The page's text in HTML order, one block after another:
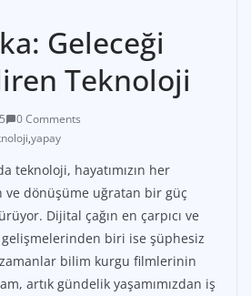
Geleceği
Teknoloji
0 Comments
,yapay
teknoloji, hayatımızın her
ve dönüşüme uğratan bir güç
Dijital çağın en çarpıcı ve
biri ise şüphesiz
bilim kurgu filmlerinin
artık gündelik yaşamımızdan iş